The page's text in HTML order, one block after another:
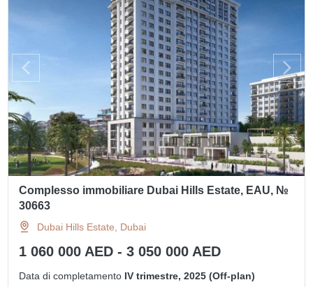
Complesso immobiliare Dubai Hills Estate, EAU, №
30663
Dubai Hills Estate, Dubai
1 060 000 AED - 3 050 000 AED
Data di completamento IV trimestre, 2025 (Off-plan)